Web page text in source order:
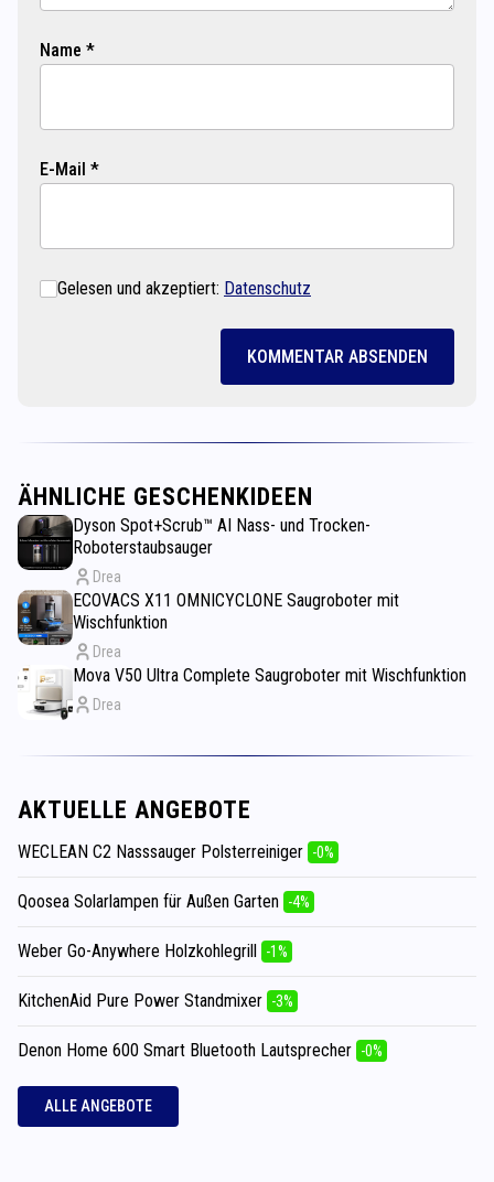
Name *
E-Mail *
Gelesen und akzeptiert: Datenschutz
KOMMENTAR ABSENDEN
ÄHNLICHE GESCHENKIDEEN
Dyson Spot+Scrub™ AI Nass- und Trocken-
Roboterstaubsauger
Drea
ECOVACS X11 OMNICYCLONE Saugroboter mit
Wischfunktion
Drea
Mova V50 Ultra Complete Saugroboter mit Wischfunktion
Drea
AKTUELLE ANGEBOTE
WECLEAN C2 Nasssauger Polsterreiniger -0%
Qoosea Solarlampen für Außen Garten -4%
Weber Go-Anywhere Holzkohlegrill -1%
KitchenAid Pure Power Standmixer -3%
Denon Home 600 Smart Bluetooth Lautsprecher -0%
ALLE ANGEBOTE